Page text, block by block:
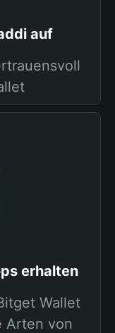
auf
erhalten
Wallet
Arten von